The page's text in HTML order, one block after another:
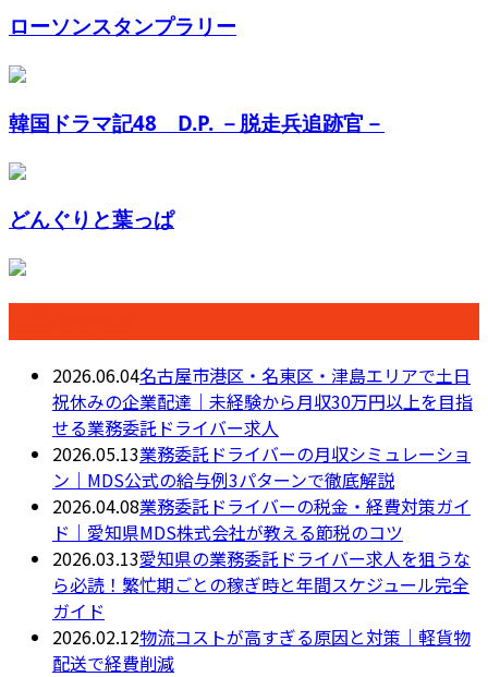
ローソンスタンプラリー
韓国ドラマ記48 D.P. －脱走兵追跡官－
どんぐりと葉っぱ
2026.06.04名古屋市港区・名東区・津島エリアで土日
祝休みの企業配達｜未経験から月収30万円以上を目指
せる業務委託ドライバー求人
2026.05.13業務委託ドライバーの月収シミュレーショ
ン｜MDS公式の給与例3パターンで徹底解説
2026.04.08業務委託ドライバーの税金・経費対策ガイ
ド｜愛知県MDS株式会社が教える節税のコツ
2026.03.13愛知県の業務委託ドライバー求人を狙うな
ら必読！繁忙期ごとの稼ぎ時と年間スケジュール完全
ガイド
2026.02.12物流コストが高すぎる原因と対策｜軽貨物
配送で経費削減